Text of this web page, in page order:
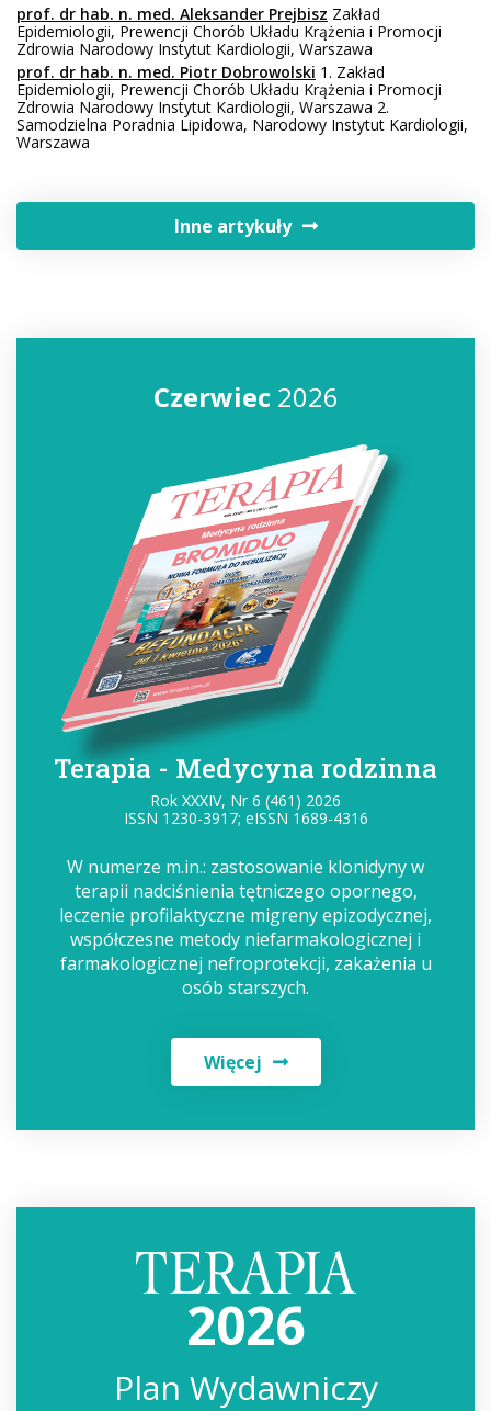
prof. dr hab. n. med. Aleksander Prejbisz Zakład
Epidemiologii, Prewencji Chorób Układu Krążenia i Promocji
Zdrowia Narodowy Instytut Kardiologii, Warszawa
prof. dr hab. n. med. Piotr Dobrowolski 1. Zakład
Epidemiologii, Prewencji Chorób Układu Krążenia i Promocji
Zdrowia Narodowy Instytut Kardiologii, Warszawa 2.
Samodzielna Poradnia Lipidowa, Narodowy Instytut Kardiologii,
Warszawa
Inne artykuły
Czerwiec2026
Terapia - Medycyna rodzinna
Rok XXXIV, Nr 6 (461) 2026
ISSN 1230-3917; eISSN 1689-4316
W numerze m.in.: zastosowanie klonidyny w
terapii nadciśnienia tętniczego opornego,
leczenie profilaktyczne migreny epizodycznej,
współczesne metody niefarmakologicznej i
farmakologicznej nefroprotekcji, zakażenia u
osób starszych.
Więcej
2026
Plan Wydawniczy